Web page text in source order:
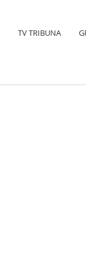
TV TRIBUNA